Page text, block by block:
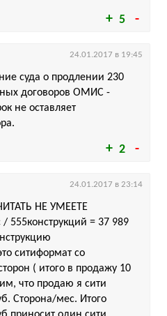
5
2
суда о продлении 230
договоров ОМИС -
не оставляет
24.01.2017 в 19:45
НЕ УМЕЕТЕ
555конструкций = 37 989
ситиформат со
( итого в продажу 10
что продаю я сити
Сторона/мес. Итого
24.01.2017 в 23:14